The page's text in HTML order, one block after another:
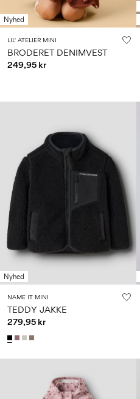
Nyhed
LIL' ATELIER MINI
BRODERET DENIMVEST
249,95 kr
Nyhed
NAME IT MINI
TEDDY JAKKE
279,95 kr